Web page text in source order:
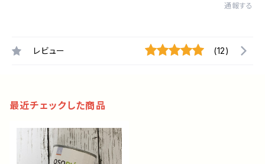
通報する
レビュー (12)
最近チェックした商品